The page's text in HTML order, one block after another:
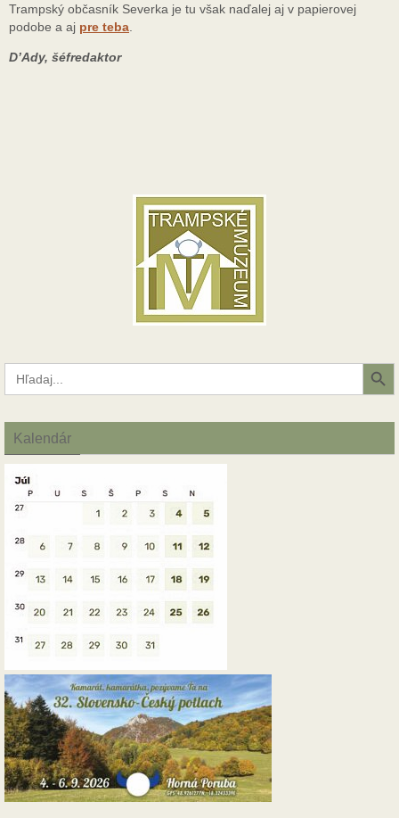
Trampský občasník Severka je tu však naďalej aj v papierovej
podobe a aj pre teba
D’Ady, šéfredaktor
Search
for:
Search Button
Kalendár